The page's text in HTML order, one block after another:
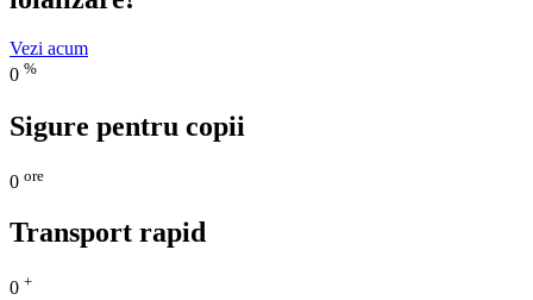
Vezi acum
0 %
Sigure pentru copii
0 ore
Transport rapid
0 +